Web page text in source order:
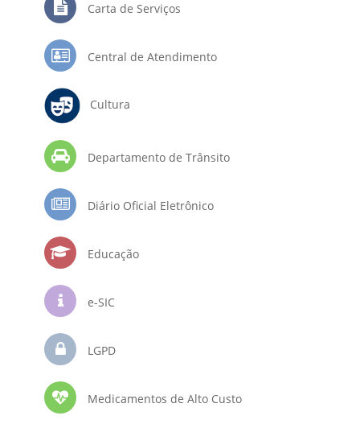
Carta de Serviços
Central de Atendimento
Cultura
Departamento de Trânsito
Diário Oficial Eletrônico
Educação
e-SIC
LGPD
Medicamentos de Alto Custo